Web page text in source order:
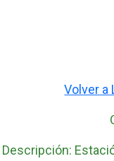
Volver a
Descripción: